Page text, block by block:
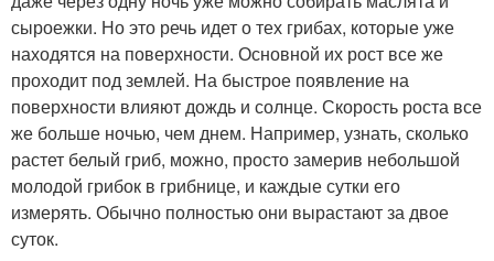
сыроежки. Но это речь идет о тех грибах, которые уже
находятся на поверхности. Основной их рост все же
проходит под землей. На быстрое появление на
поверхности влияют дождь и солнце. Скорость роста все
же больше ночью, чем днем. Например, узнать, сколько
растет белый гриб, можно, просто замерив небольшой
молодой грибок в грибнице, и каждые сутки его
измерять. Обычно полностью они вырастают за двое
суток.